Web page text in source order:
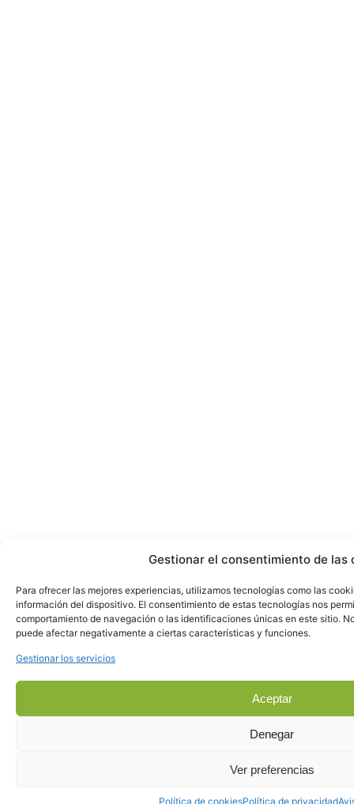
Gestionar el consentimiento de las
Para ofrecer las mejores experiencias, utilizamos tecnologías como las
información del dispositivo. El consentimiento de estas tecnologías nos
comportamiento de navegación o las identificaciones únicas en este sitio.
puede afectar negativamente a ciertas características y funciones.
Gestionar los servicios
Aceptar
Denegar
Ver preferencias
Política de cookiesPolítica de privacidad